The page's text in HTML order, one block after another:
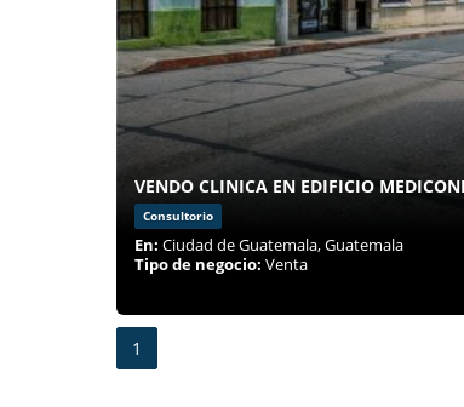
VENDO CLINICA EN EDIFICIO
Consultorio
En: Ciudad de Guatemala, Guatemala
Tipo de negocio: Venta
1